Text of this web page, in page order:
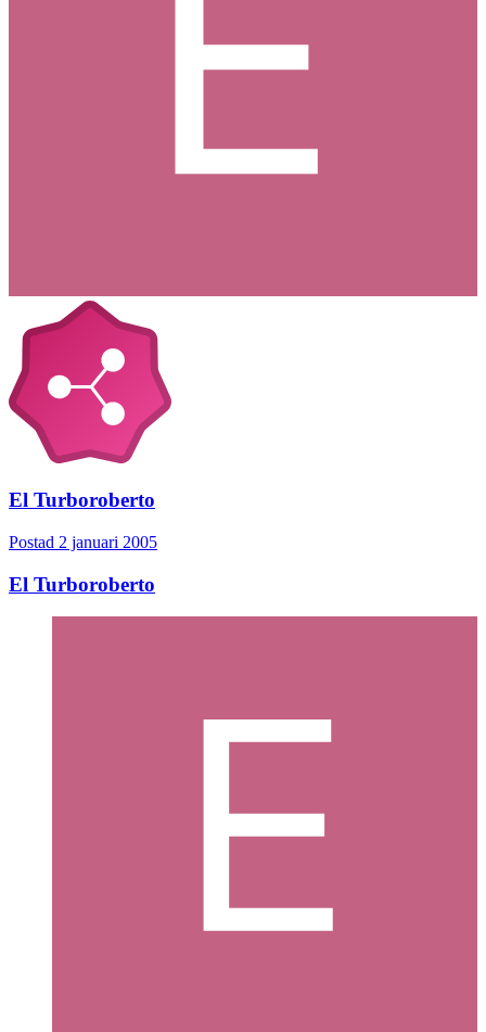
El Turboroberto
Postad 2 januari 2005
El Turboroberto